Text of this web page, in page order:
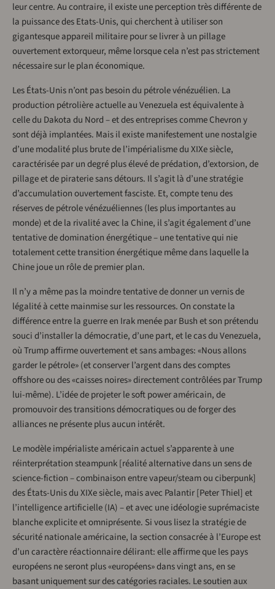
leur centre. Au contraire, il existe une perception très différente de
la puissance des Etats-Unis, qui cherchent à utiliser son
gigantesque appareil militaire pour se livrer à un pillage
ouvertement extorqueur, même lorsque cela n’est pas strictement
nécessaire sur le plan économique.
Les États-Unis n’ont pas besoin du pétrole vénézuélien. La
production pétrolière actuelle au Venezuela est équivalente à
celle du Dakota du Nord – et des entreprises comme Chevron y
sont déjà implantées. Mais il existe manifestement une nostalgie
d’une modalité plus brute de l’impérialisme du XIXe siècle,
caractérisée par un degré plus élevé de prédation, d’extorsion, de
pillage et de piraterie sans détours. Il s’agit là d’une stratégie
d’accumulation ouvertement fasciste. Et, compte tenu des
réserves de pétrole vénézuéliennes (les plus importantes au
monde) et de la rivalité avec la Chine, il s’agit également d’une
tentative de domination énergétique – une tentative qui nie
totalement cette transition énergétique même dans laquelle la
Chine joue un rôle de premier plan.
Il n’y a même pas la moindre tentative de donner un vernis de
légalité à cette mainmise sur les ressources. On constate la
différence entre la guerre en Irak menée par Bush et son prétendu
souci d’installer la démocratie, d’une part, et le cas du Venezuela,
où Trump affirme ouvertement et sans ambages: «Nous allons
garder le pétrole» (et conserver l’argent dans des comptes
offshore ou des «caisses noires» directement contrôlées par Trump
lui-même). L’idée de projeter le soft power américain, de
promouvoir des transitions démocratiques ou de forger des
alliances ne présente plus aucun intérêt.
Le modèle impérialiste américain actuel s’apparente à une
réinterprétation steampunk [réalité alternative dans un sens de
science-fiction – combinaison entre vapeur/steam ou ciberpunk]
des États-Unis du XIXe siècle, mais avec Palantir [Peter Thiel] et
l’intelligence artificielle (IA) – et avec une idéologie suprémaciste
blanche explicite et omniprésente. Si vous lisez la stratégie de
sécurité nationale américaine, la section consacrée à l’Europe est
d’un caractère réactionnaire délirant: elle affirme que les pays
européens ne seront plus «européens» dans vingt ans, en se
basant uniquement sur des catégories raciales. Le soutien aux